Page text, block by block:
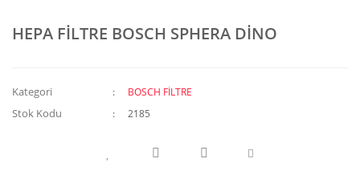
HEPA FİLTRE BOSCH SPHERA DİNO
Kategori BOSCH FİLTRE
Stok Kodu 2185